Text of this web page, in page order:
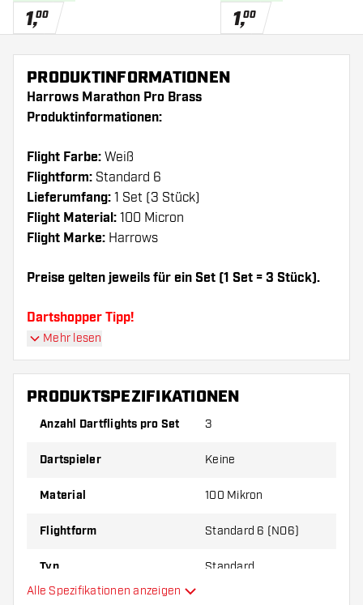
1,00 1,00
PRODUKTINFORMATIONEN
Harrows Marathon Pro Brass
Produktinformationen:
Flight Farbe: Weiß
Flightform: Standard 6
Lieferumfang: 1 Set (3 Stück)
Flight Material: 100 Micron
Flight Marke: Harrows
Preise gelten jeweils für ein Set (1 Set = 3 Stück).
Dartshopper Tipp!
Sorgen Sie für genügend Ersatz Flights und
abnutzen oder brechen.
Material oder eine andere Dicke der Flights aus,
um herauszufinden, welche Variante am besten
Mehr lesen
PRODUKTSPEZIFIKATIONEN
Anzahl Dartflights pro Set 3
Dartspieler Keine
Material 100 Mikron
Flightform Standard 6 (NO6)
Typ Standard
Alle Spezifikationen anzeigen